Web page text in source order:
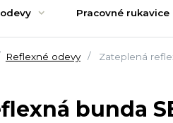
Pracovné rukavice
Reflexné odevy Zateplená
bunda